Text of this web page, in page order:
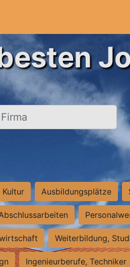
Kultur Ausbildungsplätze
Weiterbildung,
Ingenieurberufe, Techniker